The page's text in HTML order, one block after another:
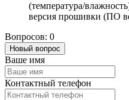
(температура/
версия прошивки (ПО
Вопросов: 0
Новый вопрос
Ваше имя
Контактный телефон